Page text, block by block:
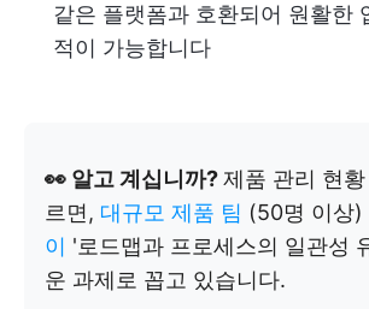
같은 플랫폼과 호환되어 원활한
적이 가능합니다
👀 알고 계십니까?제품 관리 현
르면, 대규모 제품 팀 (50명 이상)
이 '로드맵과 프로세스의 일관성
운 과제로 꼽고 있습니다.